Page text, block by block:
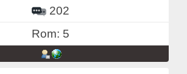
202
Rom: 5